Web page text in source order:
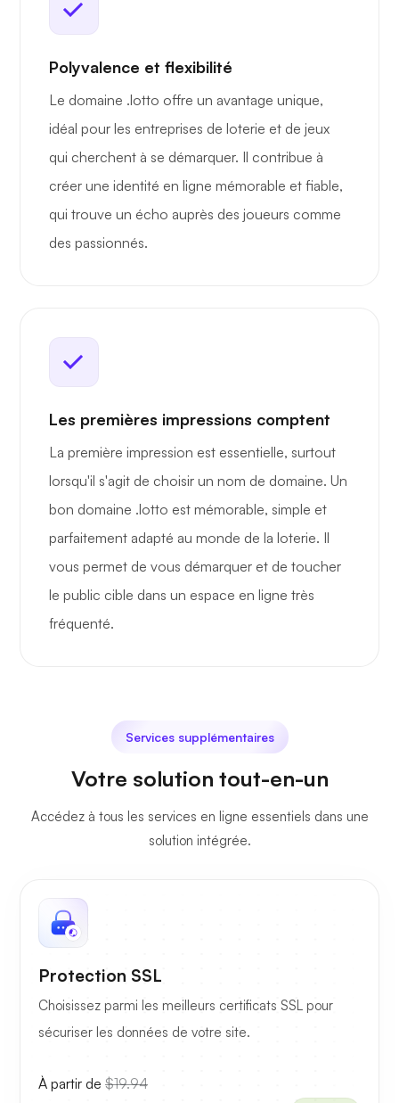
Polyvalence et flexibilité
Le domaine .lotto offre un avantage unique,
idéal pour les entreprises de loterie et de jeux
qui cherchent à se démarquer. Il contribue à
créer une identité en ligne mémorable et fiable,
qui trouve un écho auprès des joueurs comme
des passionnés.
Les premières impressions comptent
La première impression est essentielle, surtout
lorsqu'il s'agit de choisir un nom de domaine. Un
bon domaine .lotto est mémorable, simple et
parfaitement adapté au monde de la loterie. Il
vous permet de vous démarquer et de toucher
le public cible dans un espace en ligne très
fréquenté.
Services supplémentaires
Votre solution tout-en-un
Accédez à tous les services en ligne essentiels dans une
solution intégrée.
Protection SSL
Choisissez parmi les meilleurs certificats SSL pour
sécuriser les données de votre site.
À partir de $19.94